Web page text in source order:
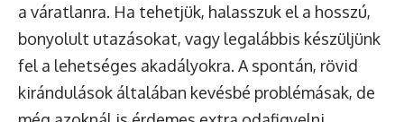
a váratlanra. Ha tehetjük, halasszuk el a hosszú,
bonyolult utazásokat, vagy legalábbis készüljünk
fel a lehetséges akadályokra. A spontán, rövid
kirándulások általában kevésbé problémásak, de